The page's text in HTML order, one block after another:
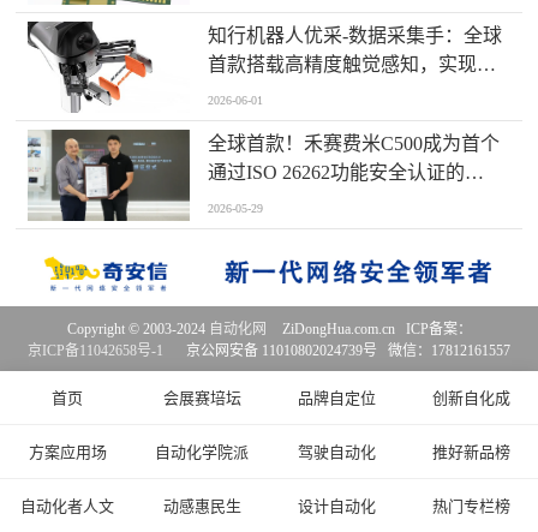
知行机器人优采-数据采集手：全球
首款搭载高精度触觉感知，实现全
维度多模态同步采集
2026-06-01
全球首款！禾赛费米C500成为首个
通过ISO 26262功能安全认证的
RISC-V激光雷达主控芯片
2026-05-29
首页 会展赛培坛 品牌自定位 创新自化成
方案应用场 自动化学院派 驾驶自动化 推好新品榜
自动化者人文 动感惠民生 设计自动化 热门专栏榜
Copyright © 2003-2024 自动化网
ZiDongHua.com.cn ICP备案：
京ICP备11042658号-1
京公网安备 11010802024739号 微信：17812161557